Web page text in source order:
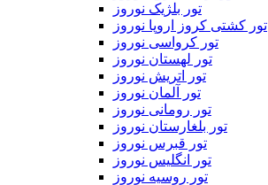
تور بلژیک نوروز
تور کشتی کروز اروپا نوروز
تور کرواسی نوروز
تور لهستان نوروز
تور اتریش نوروز
تور آلمان نوروز
تور رومانی نوروز
تور بلغارستان نوروز
تور قبرس نوروز
تور انگلیس نوروز
تور روسیه نوروز